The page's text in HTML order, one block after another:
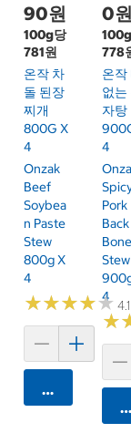
90원
100g당
781원
온작 차
돌 된장
찌개
800G X
4
Onzak
Beef
Soybea
N Paste
Stew
800g X
4
★★★★★
★★★★★
카트에 담기
0원
778
온작
없는
자탕
4
Pork
Back
Bone
Stew
4
★
★